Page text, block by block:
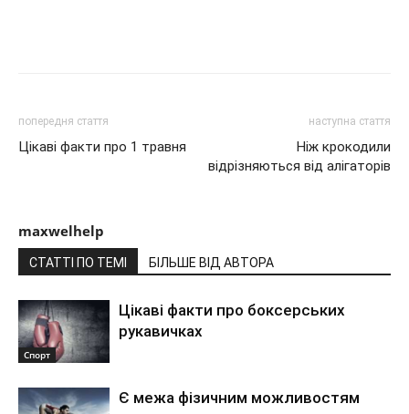
попередня стаття
Цікаві факти про 1 травня
наступна стаття
Ніж крокодили
відрізняються від алігаторів
maxwelhelp
СТАТТІ ПО ТЕМІ БІЛЬШЕ ВІД АВТОРА
Спорт
Цікаві факти про боксерських
рукавичках
Є межа фізичним можливостям